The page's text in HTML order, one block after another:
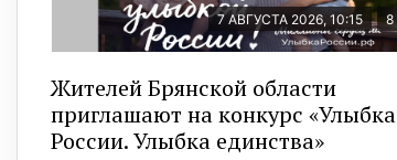
7 АВГУСТА 2026, 10:15 8
Жителей Брянской области
приглашают на конкурс «Улыбка
России. Улыбка единства»